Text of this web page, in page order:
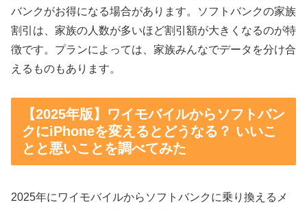
バンクがお得になる場合があります。ソフトバンクの家族
割引は、家族の人数が多いほど割引額が大きくなるのが特
徴です。プランによっては、家族みんなでデータを分け合
えるものもあります。
【2025年版】ワイモバイルからソフトバン
クにiPhoneを変えるとどうなる？ いいこ
とと悪いことを調べてみた
2025年にワイモバイルからソフトバンクに乗り換えるメ